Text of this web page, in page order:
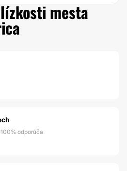
mesta
·100% odporúča